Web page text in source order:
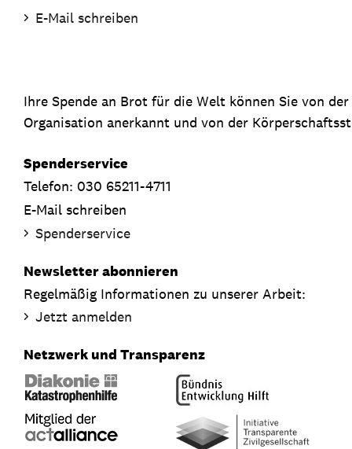
E-Mail schreiben
Ihre Spende an Brot für die Welt können Sie von
Organisation anerkannt und von der
Spenderservice
Telefon: 030 65211-4711
E-Mail schreiben
Spenderservice
Newsletter abonnieren
Regelmäßig Informationen zu unserer Arbeit:
Jetzt anmelden
Netzwerk und Transparenz